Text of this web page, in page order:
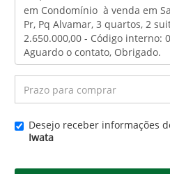
Desejo receber informações
Iwata